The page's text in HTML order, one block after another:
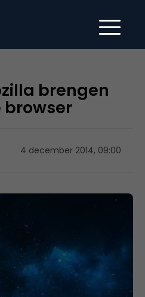
brengen
4 december 2014, 09:00